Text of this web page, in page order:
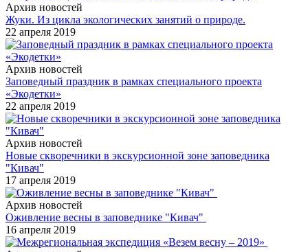
Архив новостей
Жуки. Из цикла экологических занятий о природе.
22 апреля 2019
Архив новостей
Заповедный праздник в рамках специального проекта
«Экодетки»
22 апреля 2019
Архив новостей
Новые скворечники в экскурсионной зоне заповедника
"Кивач"
17 апреля 2019
Архив новостей
Оживление весны в заповеднике "Кивач"
16 апреля 2019